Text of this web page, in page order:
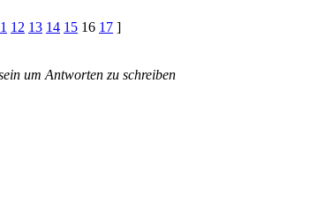
12 13 14 15 16 17 ]
um Antworten zu schreiben